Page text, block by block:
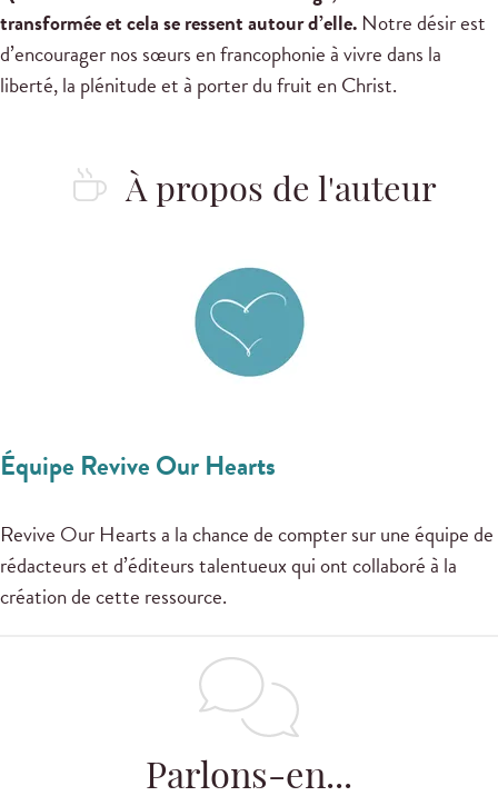
transformée et cela se ressent autour d’elle. Notre désir est
d’encourager nos sœurs en francophonie à vivre dans la
liberté, la plénitude et à porter du fruit en Christ.
À propos de l'auteur
Équipe Revive Our Hearts
Revive Our Hearts a la chance de compter sur une équipe de
rédacteurs et d’éditeurs talentueux qui ont collaboré à la
création de cette ressource.
Parlons-en...